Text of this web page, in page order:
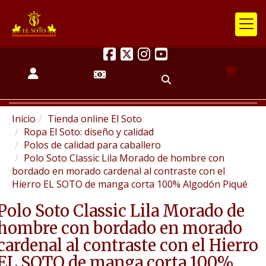
Inicio
Tienda online El Soto
Ropa El Soto: diseño y calidad
Polos de calidad para caballero
Polo Soto Classic Lila Morado de hombre con
bordado en morado cardenal al contraste con el
Hierro EL SOTO de manga corta 100% Algodón Piqué
Soto Classic Lila Morado de
con bordado en morado
al contraste con el Hierro